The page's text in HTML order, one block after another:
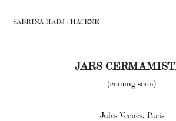
SABRINA HADJ - HACENE
JARS
(coming soon)
Jules Vernes, Paris